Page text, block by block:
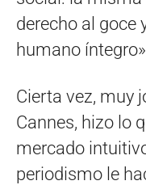
derecho al goce
humano
Cierta vez, muy
Cannes, hizo lo
mercado
periodismo le